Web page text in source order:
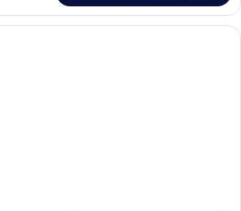
Una camera da letto con un letto,